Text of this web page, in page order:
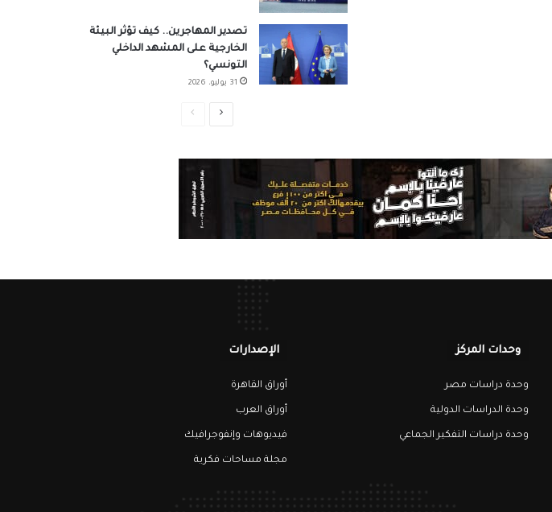
تصدير المهاجرين.. كيف تؤثر البيئة
الخارجية على المشهد الداخلي
التونسي؟
31 يوليو، 2026
الصفحة الصفحة
وحدات المركز
وحدة دراسات مصر
وحدة الدراسات الدولية
وحدة دراسات التفكير الجماعي
الإصدارات
أوراق القاهرة
أوراق العرب
فيديوهات وإنفوجرافيك
مجلة مساحات فكرية